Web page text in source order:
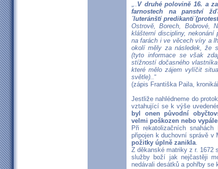
„.. V druhé polovině 16. a
farnostech na panství
´luteránští
Ostrově, Borech, Bobrové,
klášterní discipliny, nekonání
na farách i ve věcech víry a
okolí měly za následek, že
(tyto informace se však
stížností dočasného
které mělo zájem vylíčit
světle)..“
(zápis Františka Paila,
Jestliže nahlédneme do
vztahující se k výše
byl onen původní
velmi poškozen nebo
Při rekatolizačních
připojen k duchovní správě
požitky úplně zanikla.
Z děkanské matriky z r. 1672
služby boží jak nejčastěji
nedávali desátků a pohřby se